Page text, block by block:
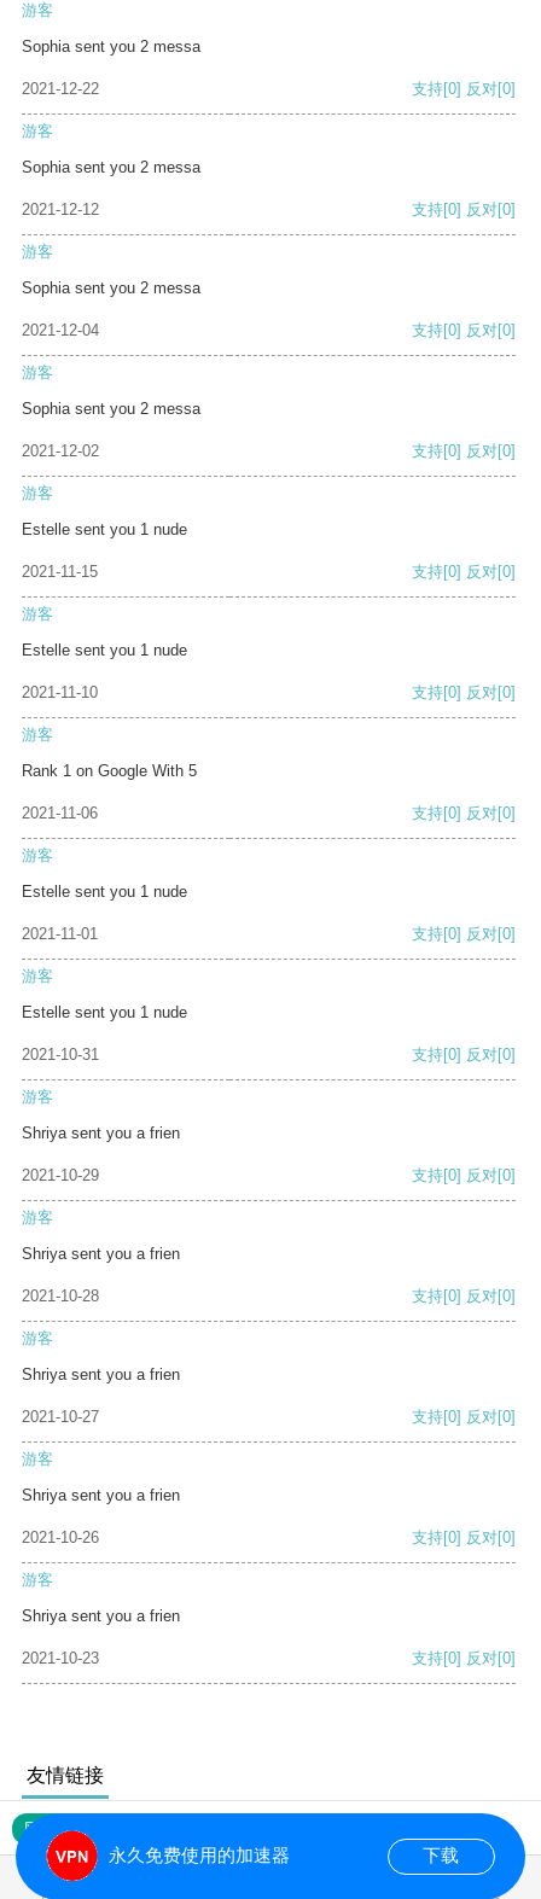
游客
Sophia sent you 2 messa
2021-12-22 支持[0] 反对[0]
游客
Sophia sent you 2 messa
2021-12-12 支持[0] 反对[0]
游客
Sophia sent you 2 messa
2021-12-04 支持[0] 反对[0]
游客
Sophia sent you 2 messa
2021-12-02 支持[0] 反对[0]
游客
Estelle sent you 1 nude
2021-11-15 支持[0] 反对[0]
游客
Estelle sent you 1 nude
2021-11-10 支持[0] 反对[0]
游客
Rank 1 on Google With 5
2021-11-06 支持[0] 反对[0]
游客
Estelle sent you 1 nude
2021-11-01 支持[0] 反对[0]
游客
Estelle sent you 1 nude
2021-10-31 支持[0] 反对[0]
游客
Shriya sent you a frien
2021-10-29 支持[0] 反对[0]
游客
Shriya sent you a frien
2021-10-28 支持[0] 反对[0]
游客
Shriya sent you a frien
2021-10-27 支持[0] 反对[0]
游客
Shriya sent you a frien
2021-10-26 支持[0] 反对[0]
游客
Shriya sent you a frien
2021-10-23 支持[0] 反对[0]
友情链接
网站地图
永久免费使用的加速器 下载